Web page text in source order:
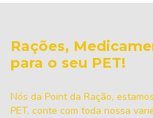
Rações,
para o seu PET!
Nós da Point da Ração,
PET, conte com toda nossa